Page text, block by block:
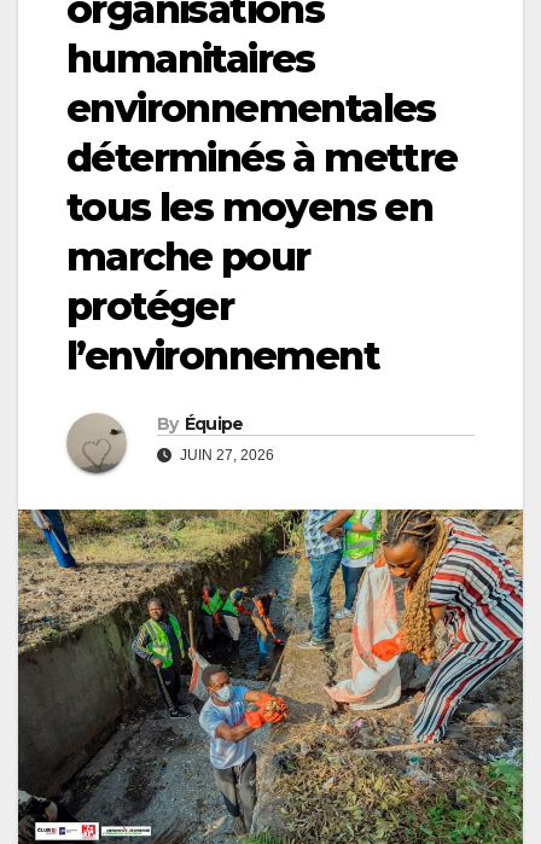
humanitaires
environnementales
déterminés à mettre
tous les moyens en
marche pour
protéger
l’environnement
By Équipe
JUIN 27, 2026